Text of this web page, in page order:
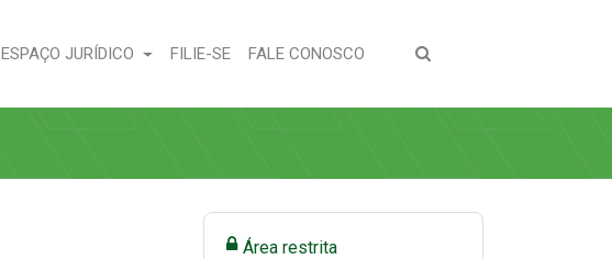
ESPAÇO JURÍDICO FILIE-SE(CURRENT)
FALE CONOSCO (CURRENT)
Área restrita